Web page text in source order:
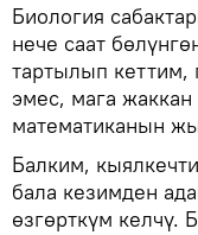
Биология
нече саат
тартылып кеттим,
эмес, мага
математиканын
Балким,
бала кезимден
өзгөрткүм келчү.